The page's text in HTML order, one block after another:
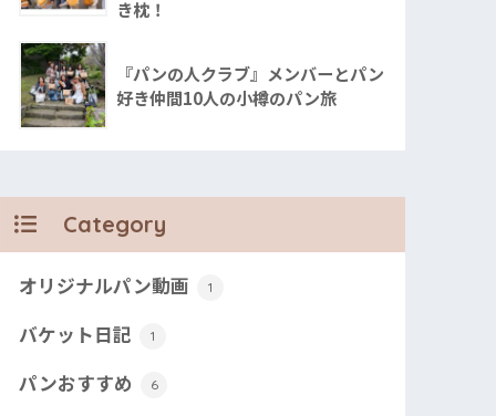
き枕！
『パンの人クラブ』メンバーとパン
好き仲間10人の小樽のパン旅
Category
オリジナルパン動画 1
バケット日記 1
パンおすすめ 6